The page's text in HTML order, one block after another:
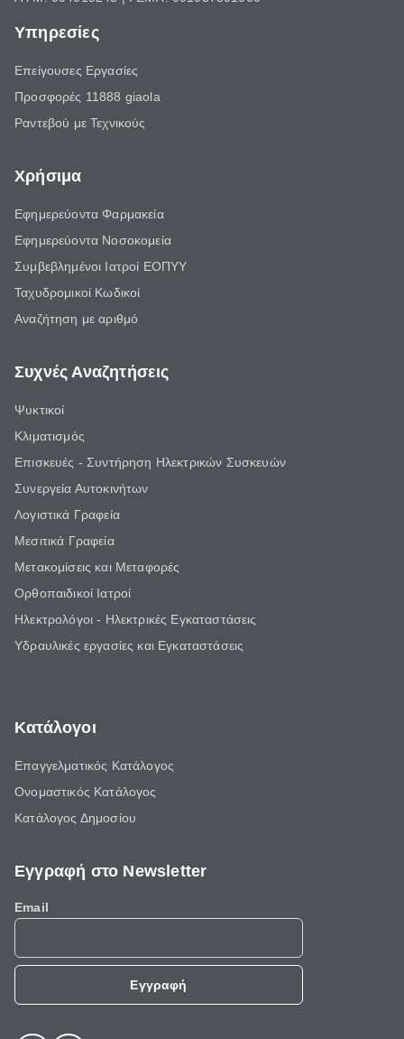
Υπηρεσίες
Επείγουσες Εργασίες
Προσφορές 11888 giaola
Ραντεβού με Τεχνικούς
Χρήσιμα
Εφημερεύοντα Φαρμακεία
Εφημερεύοντα Νοσοκομεία
Συμβεβλημένοι Ιατροί ΕΟΠΥΥ
Ταχυδρομικοί Κωδικοί
Αναζήτηση με αριθμό
Συχνές Αναζητήσεις
Ψυκτικοί
Κλιματισμός
Επισκευές - Συντήρηση Ηλεκτρικών Συσκευών
Συνεργεία Αυτοκινήτων
Λογιστικά Γραφεία
Μεσιτικά Γραφεία
Μετακομίσεις και Μεταφορές
Ορθοπαιδικοί Ιατροί
Ηλεκτρολόγοι - Ηλεκτρικές Εγκαταστάσεις
Υδραυλικές εργασίες και Εγκαταστάσεις
Κατάλογοι
Επαγγελματικός Κατάλογος
Ονομαστικός Κατάλογος
Κατάλογος Δημοσίου
Εγγραφή στο Newsletter
Email
Εγγραφή